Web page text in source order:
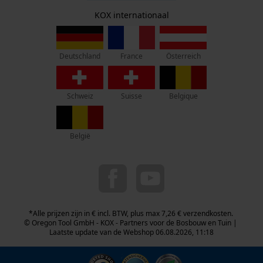
Lise-Meitner-Str. 4
70736 Fellbach
Geen winkel!
Retouradres:
Beim Erlenwäldchen 14/2
KOX internationaal
Deutschland France Österreich
Schweiz Suisse Belgique
België
*Alle prijzen zijn in € incl. BTW, plus max 7,26 € verzendkosten.
© Oregon Tool GmbH - KOX - Partners voor de Bosbouw en Tuin |
Laatste update van de Webshop 06.08.2026, 11:18